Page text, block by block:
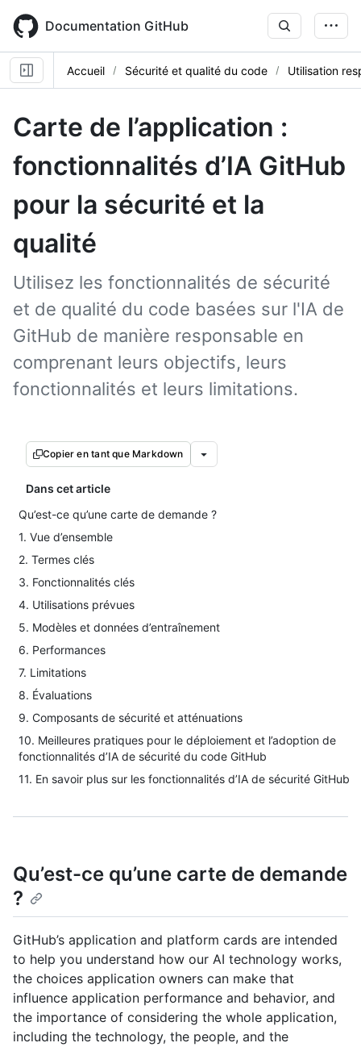
main
content
Documentation GitHub
Accueil Sécurité et qualité du code Utilisation
Carte de l’application :
fonctionnalités d’IA GitHub
pour la sécurité et la
qualité
Utilisez les fonctionnalités de sécurité
et de qualité du code basées sur l'IA de
GitHub de manière responsable en
comprenant leurs objectifs, leurs
fonctionnalités et leurs limitations.
Copier en tant que Markdown
Dans cet article
Qu’est-ce qu’une carte de demande ?
1. Vue d’ensemble
2. Termes clés
3. Fonctionnalités clés
4. Utilisations prévues
5. Modèles et données d’entraînement
6. Performances
7. Limitations
8. Évaluations
9. Composants de sécurité et atténuations
10. Meilleures pratiques pour le déploiement et l’adoption de
fonctionnalités d’IA de sécurité du code GitHub
11. En savoir plus sur les fonctionnalités d’IA de sécurité GitHub
Qu’est-ce qu’une carte de demande
?
GitHub’s application and platform cards are intended
to help you understand how our AI technology works,
the choices application owners can make that
influence application performance and behavior, and
the importance of considering the whole application,
including the technology, the people, and the